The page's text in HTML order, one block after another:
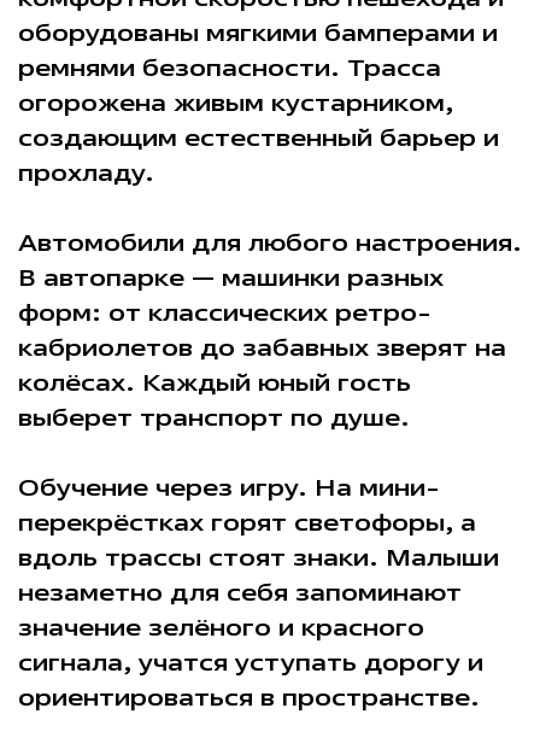
оборудованы мягкими бамперами и
ремнями безопасности. Трасса
огорожена живым кустарником,
создающим естественный барьер и
прохладу.
Автомобили для любого настроения.
В автопарке — машинки разных
форм: от классических ретро-
кабриолетов до забавных зверят на
колёсах. Каждый юный гость
выберет транспорт по душе.
Обучение через игру. На мини-
перекрёстках горят светофоры, а
вдоль трассы стоят знаки. Малыши
незаметно для себя запоминают
значение зелёного и красного
сигнала, учатся уступать дорогу и
ориентироваться в пространстве.